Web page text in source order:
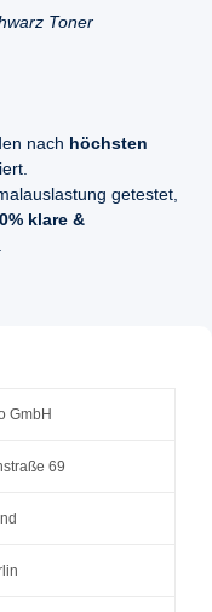
Toner
nach höchsten
getestet,
klare &
GmbH
69